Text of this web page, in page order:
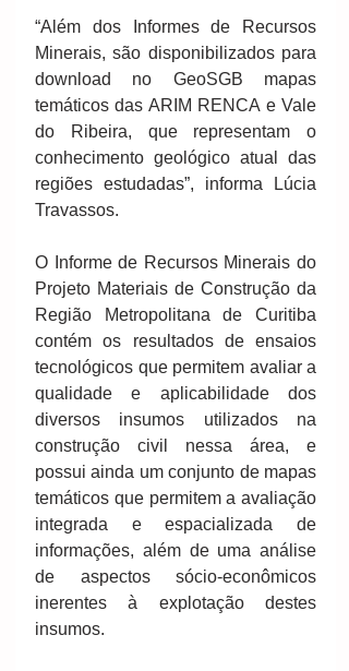
“Além dos Informes de Recursos
Minerais, são disponibilizados para
download no GeoSGB mapas
temáticos das ARIM RENCA e Vale
do Ribeira, que representam o
conhecimento geológico atual das
regiões estudadas”, informa Lúcia
Travassos.
O Informe de Recursos Minerais do
Projeto Materiais de Construção da
Região Metropolitana de Curitiba
contém os resultados de ensaios
tecnológicos que permitem avaliar a
qualidade e aplicabilidade dos
diversos insumos utilizados na
construção civil nessa área, e
possui ainda um conjunto de mapas
temáticos que permitem a avaliação
integrada e espacializada de
informações, além de uma análise
de aspectos sócio-econômicos
inerentes à explotação destes
insumos.